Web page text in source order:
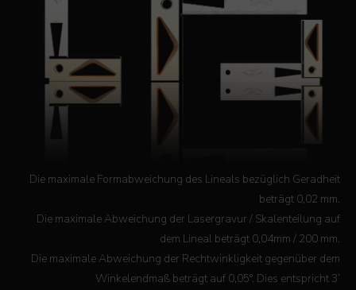
Die maximale Formabweichung des Lineals bezüglich Geradheit
beträgt 0,02 mm.
Die maximale Abweichung der Lasergravur / Skalenteilung auf
dem Lineal beträgt 0,04mm / 200 mm.
Die maximale Abweichung der Rechtwinkligkeit gegenüber dem
Winkelendmaß beträgt auf 0,05°. Dies entspricht 3’